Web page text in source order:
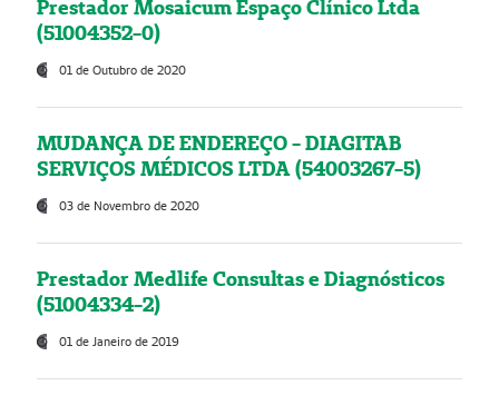
Prestador Mosaicum Espaço Clínico Ltda
(51004352-0)
01 de Outubro de 2020
MUDANÇA DE ENDEREÇO - DIAGITAB
SERVIÇOS MÉDICOS LTDA (54003267-5)
03 de Novembro de 2020
Prestador Medlife Consultas e Diagnósticos
(51004334-2)
01 de Janeiro de 2019